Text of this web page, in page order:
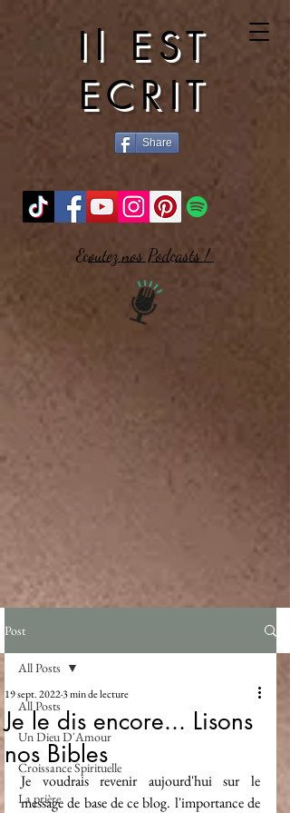
Il EST
ECRIT
Share
Ecoutez nos Podcasts !
Post
All Posts
Un Dieu D'Amour
Croissance Spirituelle
La prière
All Posts
Je le dis encore... Lisons
nos Bibles
19 sept. 20223 min de lecture
Je voudrais revenir aujourd'hui sur le
message de base de ce blog. l'importance de